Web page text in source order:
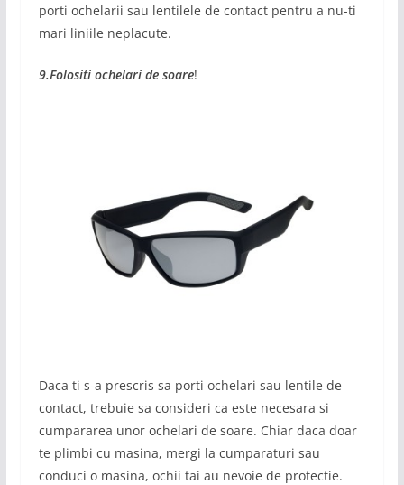
porti ochelarii sau lentilele de contact pentru a nu-ti
mari liniile neplacute.
9.Folositi ochelari de soare!
Daca ti s-a prescris sa porti ochelari sau lentile de
contact, trebuie sa consideri ca este necesara si
cumpararea unor ochelari de soare. Chiar daca doar
te plimbi cu masina, mergi la cumparaturi sau
conduci o masina, ochii tai au nevoie de protectie.